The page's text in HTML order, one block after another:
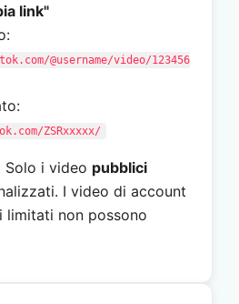
link"
@username/video/123456
ZSRxxxxx/
Solo i video pubblici
I video di account
limitati non possono